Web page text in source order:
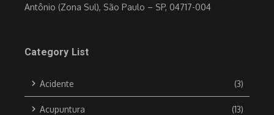
Antônio (Zona Sul), São Paulo – SP, 04717-004
Category List
Acidente (3)
Acupuntura (13)